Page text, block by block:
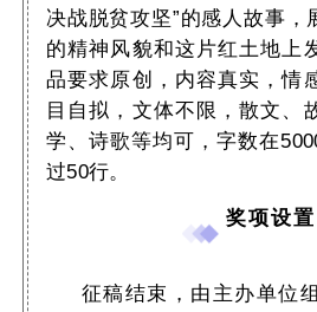
决战脱贫攻坚”的感人故事，
的精神风貌和这片红土地上
品要求原创，内容真实，情
目自拟，文体不限，散文、
学、诗歌等均可，字数在
过50行。
奖项设置
征稿结束，由主办单位